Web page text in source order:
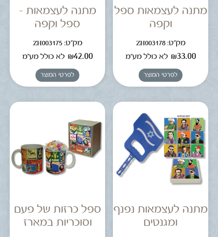
מתנה לעצמאות ספל
וקפה
מק"ט: ZH003178
₪33.00 לא כולל מע"מ
לפרטי המוצר
מתנה לעצמאות –
ספל וקפה
מק"ט: ZH003175
₪42.00 לא כולל מע"מ
לפרטי המוצר
מתנה לעצמאות נפנף
ומגנטים
ספל כרזות של פעם
וסוכריות במארז